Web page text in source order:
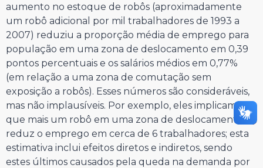
aumento no estoque de robôs (aproximadamente
um robô adicional por mil trabalhadores de 1993 a
2007) reduziu a proporção média de emprego para
população em uma zona de deslocamento em 0,39
pontos percentuais e os salários médios em 0,77%
(em relação a uma zona de comutação sem
exposição a robôs). Esses números são consideráveis,
mas não implausíveis. Por exemplo, eles implicam
que mais um robô em uma zona de deslocamento
reduz o emprego em cerca de 6 trabalhadores; esta
estimativa inclui efeitos diretos e indiretos, sendo
estes últimos causados pela queda na demanda por